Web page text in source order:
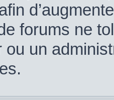
forums ne
ou un